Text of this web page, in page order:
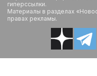
гиперссылки.
Материалы в разделах
правах рекламы.